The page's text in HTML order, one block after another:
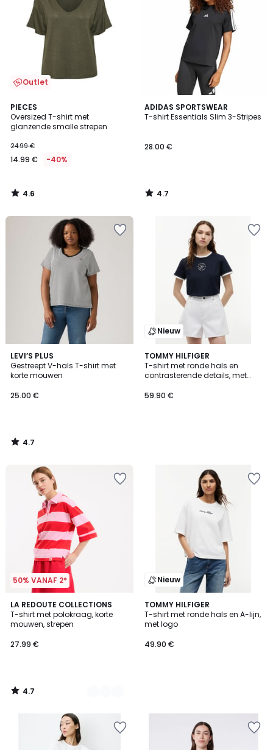
Outlet
PIECES
Oversized T-shirt met
glanzende smalle strepen
24.99 €
14.99 € -40%
4.6
/ 5
4.6
/
ADIDAS SPORTSWEAR
T-shirt Essentials Slim 3-Stripes
28.00 €
4.7
/ 5
4.7
/
LEVI’S PLUS
Gestreept V-hals T-shirt met
korte mouwen
25.00 €
4.7
/ 5
4.7
/
Nieuw
TOMMY HILFIGER
T-shirt met ronde hals en
contrasterende details, met
59.90 €
50% VANAF 2*
LA REDOUTE COLLECTIONS
T-shirt met polokraag, korte
mouwen, strepen
27.99 €
4.7
/ 5
2
Kleuren
4.7
/
Nieuw
TOMMY HILFIGER
T-shirt met ronde hals en A-lijn,
met logo
49.90 €